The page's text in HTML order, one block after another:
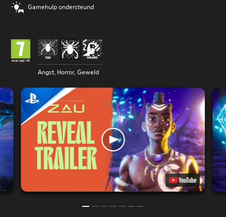
Gamehulp ondersteund
Angst, Horror, Geweld